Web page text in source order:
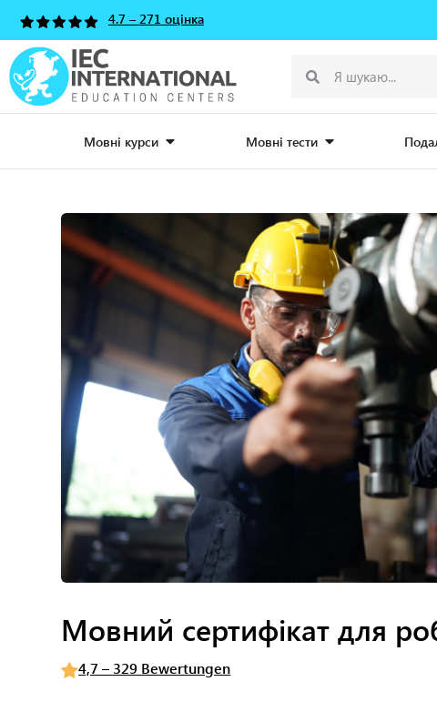
4.7 – 271 оцінка
Мовні курси Мовні тести
Мовний сертифікат для
4,7 – 329 Bewertungen